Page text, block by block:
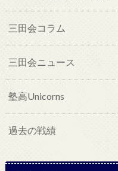
三田会コラム
三田会ニュース
塾高Unicorns
過去の戦績